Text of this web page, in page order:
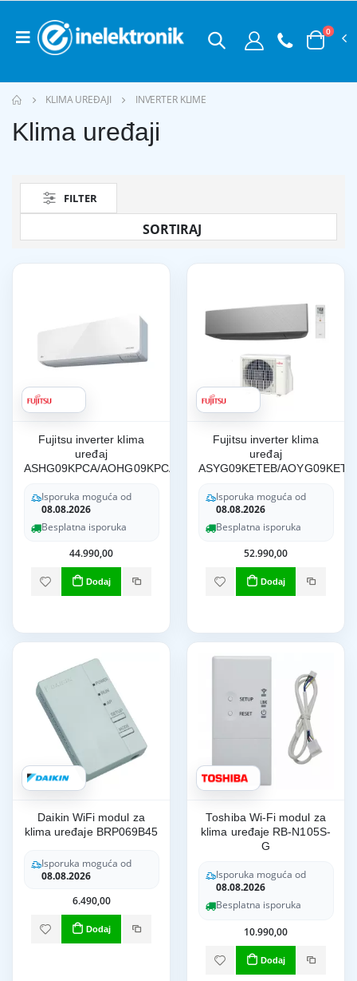
0
KLIMA UREĐAJI INVERTER KLIME
Klima uređaji
FILTER
Fujitsu inverter klima
uređaj
ASHG09KPCA/AOHG09KPCA
Isporuka moguća od
08.08.2026
Besplatna isporuka
44.990,00
Dodaj
Fujitsu inverter klima
uređaj
ASYG09KETEB/AOYG09KETA
Isporuka moguća od
08.08.2026
Besplatna isporuka
52.990,00
Dodaj
Daikin WiFi modul za
klima uređaje BRP069B45
Isporuka moguća od
08.08.2026
6.490,00
Dodaj
Toshiba Wi-Fi modul za
klima uređaje RB-N105S-
G
Isporuka moguća od
08.08.2026
Besplatna isporuka
10.990,00
Dodaj